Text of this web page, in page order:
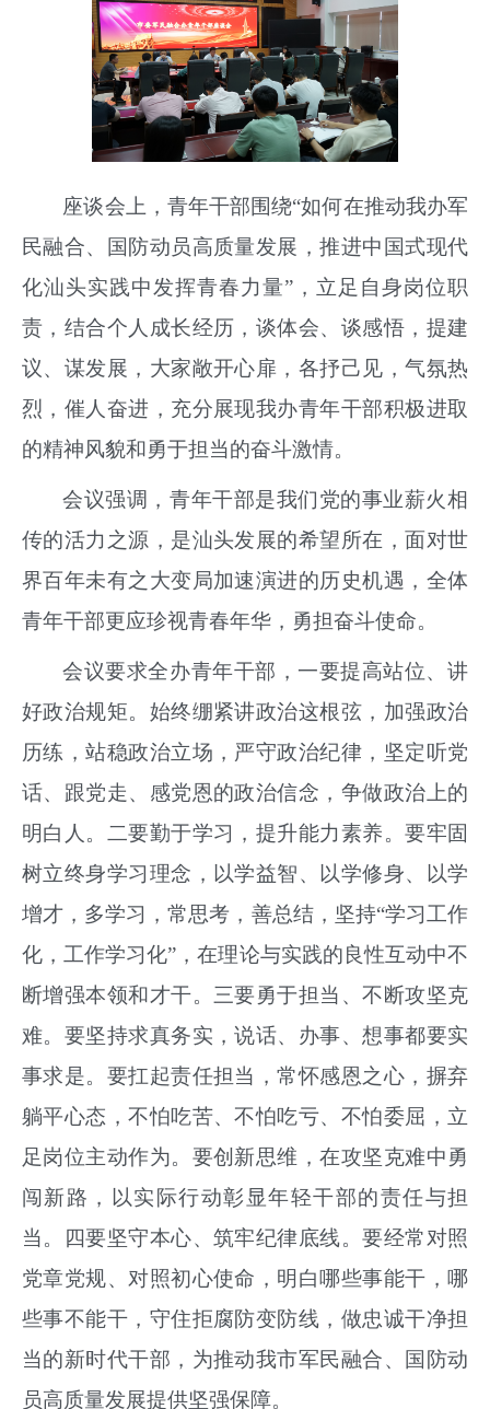
座谈会上，青年干部围绕“如何在推动我办军
民融合、国防动员高质量发展，推进中国式现代
化汕头实践中发挥青春力量”，立足自身岗位职
责，结合个人成长经历，谈体会、谈感悟，提建
议、谋发展，大家敞开心扉，各抒己见，气氛热
烈，催人奋进，充分展现我办青年干部积极进取
的精神风貌和勇于担当的奋斗激情。
会议强调，青年干部是我们党的事业薪火相
传的活力之源，是汕头发展的希望所在，面对世
界百年未有之大变局加速演进的历史机遇，全体
青年干部更应珍视青春年华，勇担奋斗使命。
会议要求全办青年干部，一要提高站位、讲
好政治规矩。始终绷紧讲政治这根弦，加强政治
历练，站稳政治立场，严守政治纪律，坚定听党
话、跟党走、感党恩的政治信念，争做政治上的
明白人。二要勤于学习，提升能力素养。要牢固
树立终身学习理念，以学益智、以学修身、以学
增才，多学习，常思考，善总结，坚持“学习工作
化，工作学习化”，在理论与实践的良性互动中不
断增强本领和才干。三要勇于担当、不断攻坚克
难。要坚持求真务实，说话、办事、想事都要实
事求是。要扛起责任担当，常怀感恩之心，摒弃
躺平心态，不怕吃苦、不怕吃亏、不怕委屈，立
足岗位主动作为。要创新思维，在攻坚克难中勇
闯新路，以实际行动彰显年轻干部的责任与担
当。四要坚守本心、筑牢纪律底线。要经常对照
党章党规、对照初心使命，明白哪些事能干，哪
些事不能干，守住拒腐防变防线，做忠诚干净担
当的新时代干部，为推动我市军民融合、国防动
员高质量发展提供坚强保障。